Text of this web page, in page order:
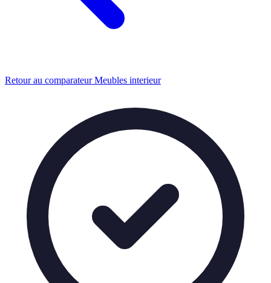
Retour au comparateur Meubles interieur